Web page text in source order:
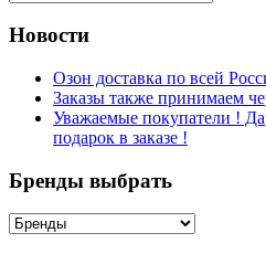
Новости
Озон доставка по всей
Заказы также принимаем
Уважаемые покупатели !
подарок в заказе !
Бренды выбрать